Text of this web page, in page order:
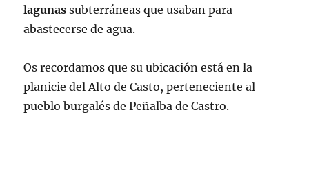
lagunas subterráneas que usaban para
abastecerse de agua.
Os recordamos que su ubicación está en la
planicie del Alto de Casto, perteneciente al
pueblo burgalés de Peñalba de Castro.